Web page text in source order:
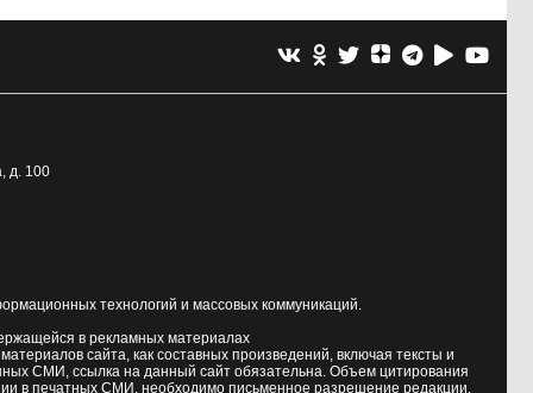
д. 100
технологий и массовых коммуникаций.
в рекламных материалах
сайта, как составных произведений, включая тексты и
СМИ, ссылка на данный сайт обязательна. Объем цитирования
в печатных СМИ, необходимо письменное разрешение редакции.